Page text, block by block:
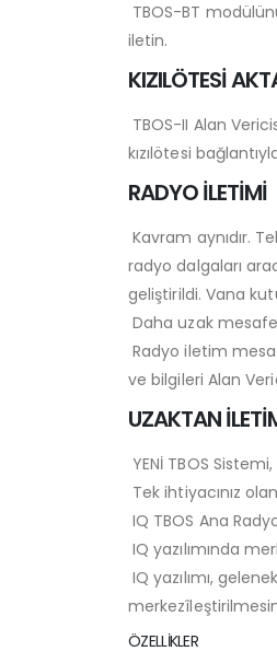
TBOS-BT
iletin.
KIZILÖTESİ
TBOS-II Alan
kızılötesi
RADYO İLETİMİ
Kavram aynıdır.
radyo dalgaları
geliştirildi. Vana
Daha uzak
Radyo iletim
ve bilgileri Alan
UZAKTAN
YENİ TBOS
Tek ihtiyacınız
IQ TBOS Ana
IQ yazılımında
IQ yazılımı,
ÖZELLİKLER